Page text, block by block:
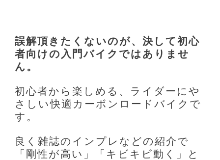
誤解頂きたくないのが、決して初心
者向けの入門バイクではありませ
ん。
初心者から楽しめる、ライダーにや
さしい快適カーボンロードバイクで
す。
良く雑誌のインプレなどの紹介で
「剛性が高い」「キビキビ動く」と